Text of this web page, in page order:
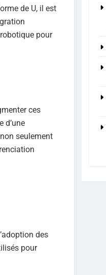
de U, il est
pour
ces
d’une
seulement
des
pour